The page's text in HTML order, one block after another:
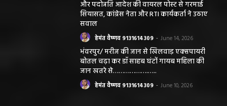
संपादक हेमंत वैष्णव
बीएसएनएल आफिस के पास बसना (महासमुंद) छत्तीसगढ़
मोबाईल न.9131614309